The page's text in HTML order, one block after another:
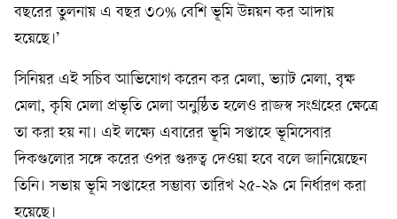
বছরের তুলনায় এ বছর ৩০% বেশি ভূমি উন্নয়ন কর আদায়
হয়েছে।’
সিনিয়র এই সচিব আভিযোগ করেন কর মেলা, ভ্যাট মেলা, বৃক্ষ
মেলা, কৃষি মেলা প্রভৃতি মেলা অনুষ্ঠিত হলেও রাজস্ব সংগ্রহের ক্ষেত্রে
তা করা হয় না। এই লক্ষ্যে এবারের ভূমি সপ্তাহে ভূমিসেবার
দিকগুলোর সঙ্গে করের ওপর গুরুত্ব দেওয়া হবে বলে জানিয়েছেন
তিনি। সভায় ভূমি সপ্তাহের সম্ভাব্য তারিখ ২৫-২৯ মে নির্ধারণ করা
হয়েছে।